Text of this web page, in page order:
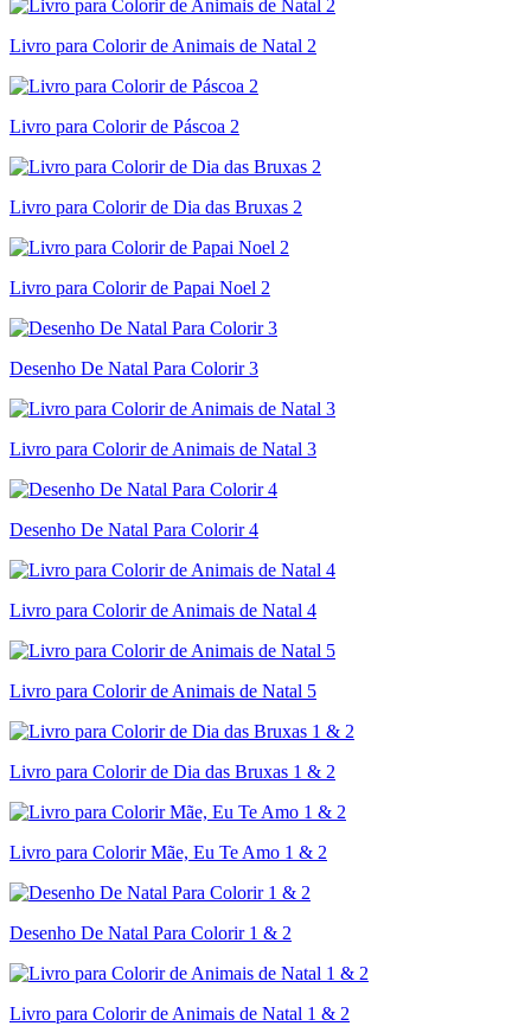
Livro para Colorir de Animais de Natal 2
Livro para Colorir de Páscoa 2
Livro para Colorir de Dia das Bruxas 2
Livro para Colorir de Papai Noel 2
Desenho De Natal Para Colorir 3
Livro para Colorir de Animais de Natal 3
Desenho De Natal Para Colorir 4
Livro para Colorir de Animais de Natal 4
Livro para Colorir de Animais de Natal 5
Livro para Colorir de Dia das Bruxas 1 & 2
Livro para Colorir Mãe, Eu Te Amo 1 & 2
Desenho De Natal Para Colorir 1 & 2
Livro para Colorir de Animais de Natal 1 & 2